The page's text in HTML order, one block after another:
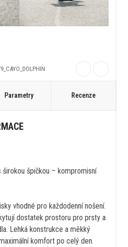
Parametry Recenze
špičkou – kompromisní
vhodné pro každodenní nošení.
dostatek prostoru pro prsty a
Lehká konstrukce a měkký
komfort po celý den.